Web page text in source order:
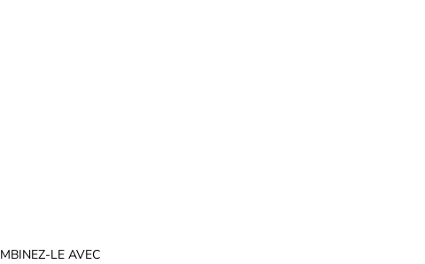
LE AVEC